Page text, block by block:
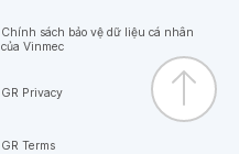
Chính sách bảo vệ dữ liệu cá nhân
của Vinmec
GR Privacy
GR Terms